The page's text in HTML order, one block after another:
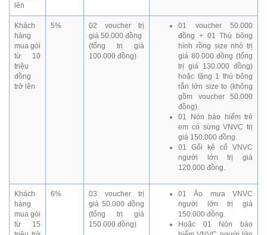
lên
Khách
hàng
mua gói
từ 10
triệu
đồng
trở lên
5%
02 voucher trị
giá 50.000 đồng
(tổng trị giá
100.000 đồng)
01 voucher 50.000
đồng + 01 Thú bông
hình rồng size nhỏ trị
giá 80.000 đồng (tổng
trị giá 130.000 đồng)
hoặc tặng 1 thú bông
rắn lớn size to (không
gồm voucher 50.000
đồng).
01 Nón bảo hiểm trẻ
em có sừng VNVC trị
giá 150.000 đồng.
01 Gối kê cổ VNVC
người lớn trị giá
120.000 đồng.
Khách
hàng
mua gói
từ 15
6%
03 voucher trị
giá 50.000 đồng
(tổng trị giá
150.000 đồng)
01 Áo mưa VNVC
người lớn trị giá
150.000 đồng.
Hoặc 01 Nón bảo